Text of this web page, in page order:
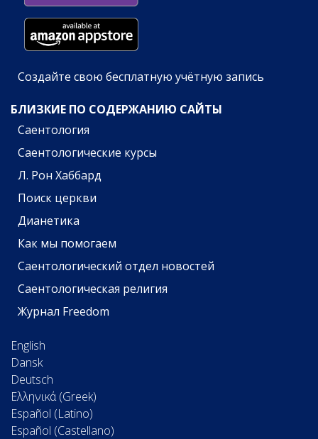
Создайте свою бесплатную учётную запись
БЛИЗКИЕ ПО СОДЕРЖАНИЮ САЙТЫ
Саентология
Саентологические курсы
Л. Рон Хаббард
Поиск церкви
Дианетика
Как мы помогаем
Саентологический отдел новостей
Саентологическая религия
Журнал Freedom
English
Dansk
Deutsch
Ελληνικά (Greek)
Español (Latino)
Español (Castellano)